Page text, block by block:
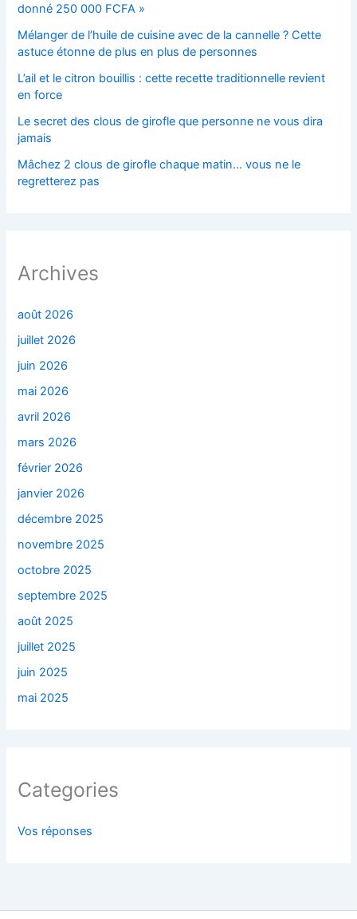
donné 250 000 FCFA »
Mélanger de l’huile de cuisine avec de la cannelle ? Cette
astuce étonne de plus en plus de personnes
L’ail et le citron bouillis : cette recette traditionnelle revient
en force
Le secret des clous de girofle que personne ne vous dira
jamais
Mâchez 2 clous de girofle chaque matin… vous ne le
regretterez pas
Archives
août 2026
juillet 2026
juin 2026
mai 2026
avril 2026
mars 2026
février 2026
janvier 2026
décembre 2025
novembre 2025
octobre 2025
septembre 2025
août 2025
juillet 2025
juin 2025
mai 2025
Categories
Vos réponses